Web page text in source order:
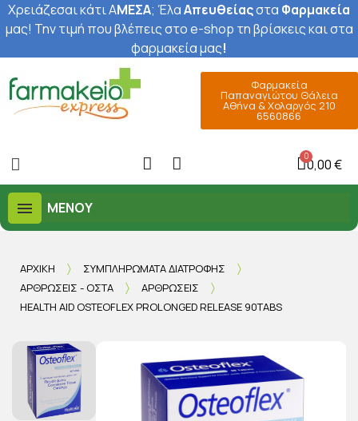
Χρειάζεσαι κάτι ΑΜΕΣΑ; ΈλαΑπευθείαςστα Φαρμακεία
μας! Την τιμή που βλέπεις στο e-shop τη βρίσκεις και στα
φαρμακεία μας!
Φαρμακεία
Παπαναγιώτου Θάλεια
Αθήνα & Χολαργός 210
6560866
0,00 €
ΜΕΝΟΎ
ΑΡΧΙΚΉ
ΣΥΜΠΛΗΡΏΜΑΤΑ ΔΙΑΤΡΟΦΉΣ
ΑΡΘΡΏΣΕΙΣ - ΟΣΤΆ
ΑΡΘΡΏΣΕΙΣ
HEALTH AID OSTEOFLEX PROLONGED RELEASE 90TABS